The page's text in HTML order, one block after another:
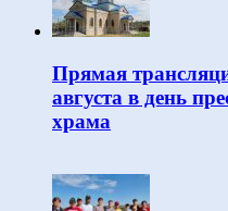
Прямая
августа в день
храма